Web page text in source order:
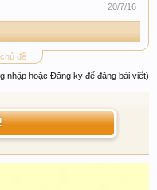
20/7/16
đề
nhập hoặc Đăng ký để đăng bài viết)